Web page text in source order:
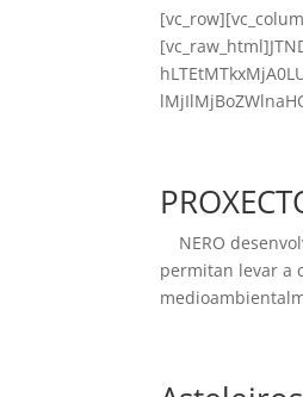
NERO
permitan levar a